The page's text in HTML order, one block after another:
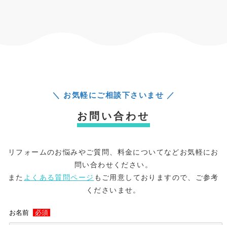
＼ お気軽にご相談下さいませ ／
お問い合わせ
リフォームのお悩みやご質問、料金についてなどお気軽にお
問い合わせください。
また よくある質問ページ もご用意しておりますので、ご参考
くださいませ。
お名前 必須